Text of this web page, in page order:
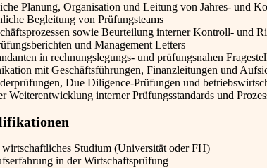
Planung, Organisation und Leitung von Jahres- und
Begleitung von Prüfungsteams
sowie Beurteilung interner Kontroll- und
und Management Letters
in rechnungslegungs- und prüfungsnahen
mit Geschäftsführungen, Finanzleitungen und
Due Diligence-Prüfungen und
Weiterentwicklung interner Prüfungsstandards und
wirtschaftliches Studium (Universität oder FH)
in der Wirtschaftsprüfung